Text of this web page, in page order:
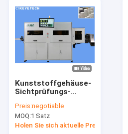
Kunststoffgehäuse-
Sichtprüfungs-
Flaschenkapsel-Bild-
Anzeige
Preis:negotiable
MOQ:1 Satz
Holen Sie sich aktuelle Preis